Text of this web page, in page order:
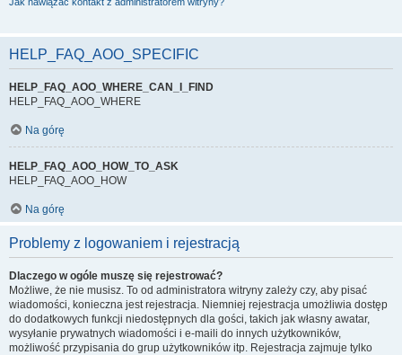
HELP_FAQ_AOO_SPECIFIC
HELP_FAQ_AOO_WHERE_CAN_I_FIND
HELP_FAQ_AOO_WHERE
Na górę
HELP_FAQ_AOO_HOW_TO_ASK
HELP_FAQ_AOO_HOW
Na górę
Problemy z logowaniem i rejestracją
Dlaczego w ogóle muszę się rejestrować?
Możliwe, że nie musisz. To od administratora witryny zależy czy, aby pisać
wiadomości, konieczna jest rejestracja. Niemniej rejestracja umożliwia dostęp
do dodatkowych funkcji niedostępnych dla gości, takich jak własny awatar,
wysyłanie prywatnych wiadomości i e-maili do innych użytkowników,
możliwość przypisania do grup użytkowników itp. Rejestracja zajmuje tylko